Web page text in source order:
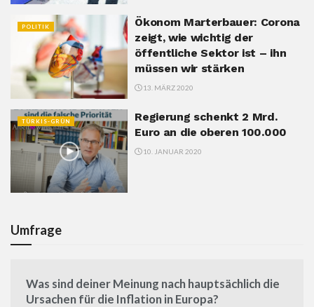
POLITIK
Ökonom Marterbauer: Corona
zeigt, wie wichtig der
öffentliche Sektor ist – ihn
müssen wir stärken
13. MÄRZ 2020
TÜRKIS-GRÜN
Regierung schenkt 2 Mrd.
Euro an die oberen 100.000
10. JANUAR 2020
Umfrage
Was sind deiner Meinung nach hauptsächlich die
Ursachen für die Inflation in Europa?